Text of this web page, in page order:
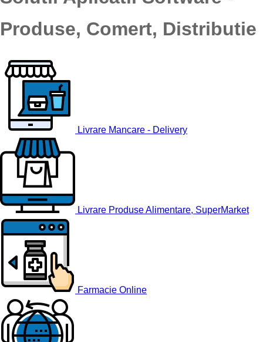
Produse, Comert, Distributie
Livrare Mancare - Delivery
Livrare Produse Alimentare, SuperMarket
Farmacie Online